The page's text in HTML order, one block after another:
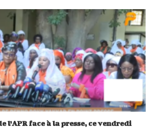
l’APR face à la presse, ce vendredi